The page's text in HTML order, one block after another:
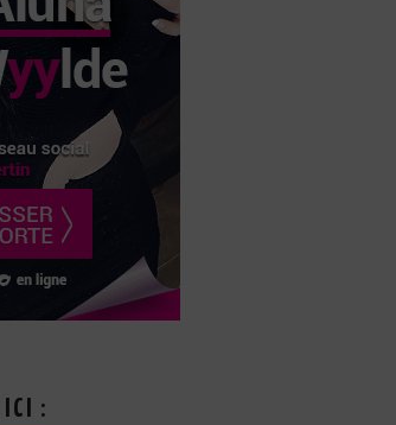
ICI :